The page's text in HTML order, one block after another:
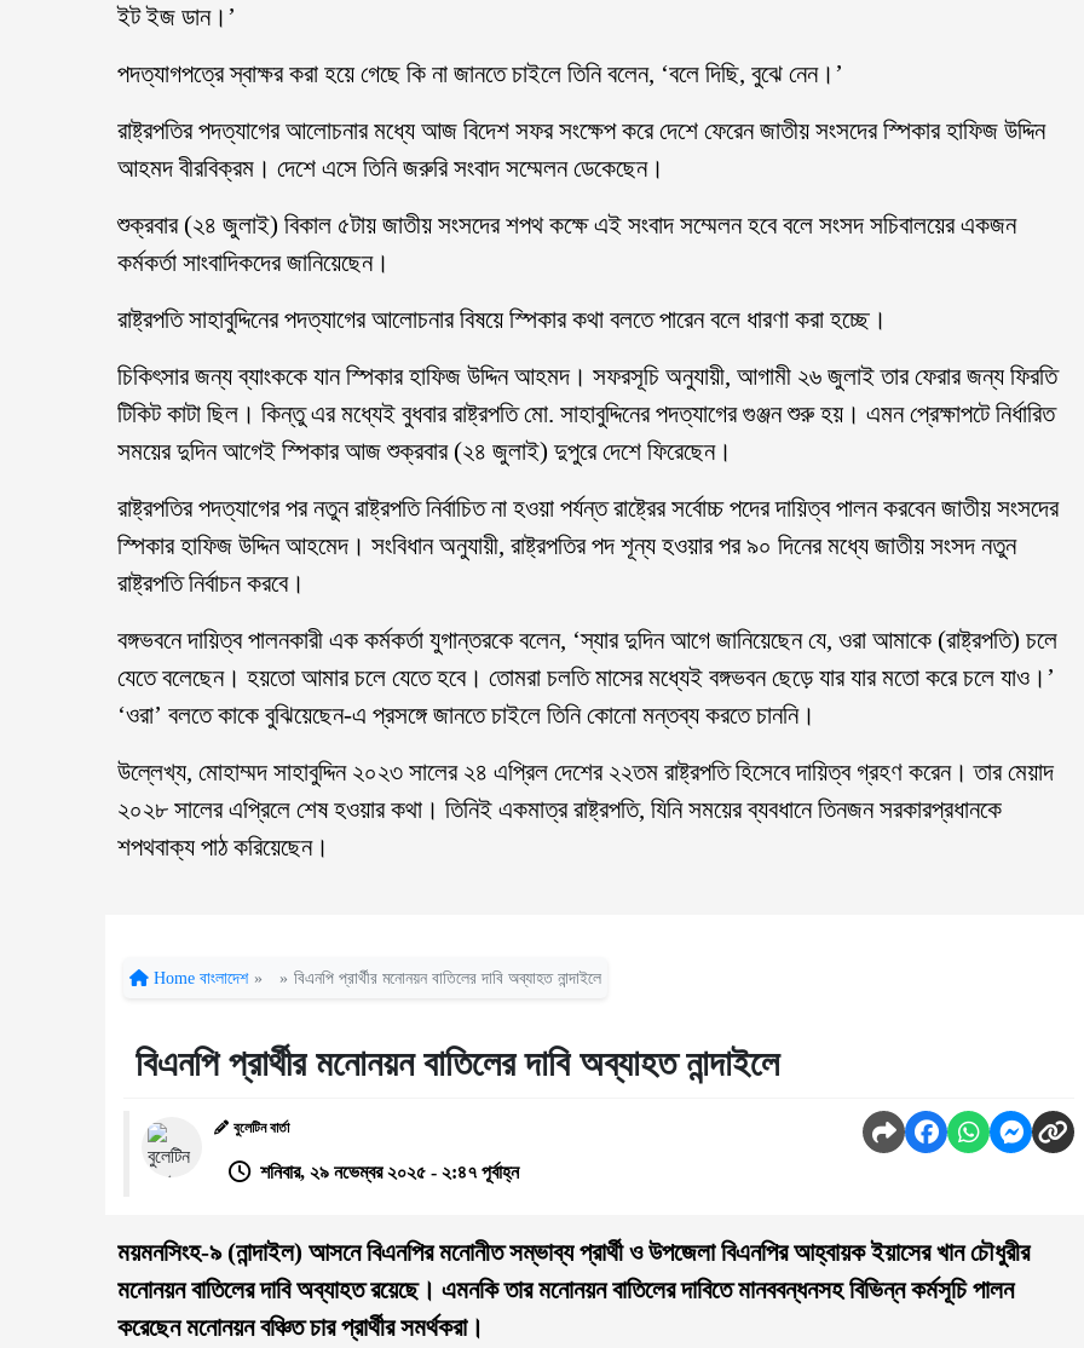
ইট ইজ ডান।’
পদত্যাগপত্রে স্বাক্ষর করা হয়ে গেছে কি না জানতে চাইলে তিনি বলেন, ‘বলে দিছি, বুঝে নেন।’
রাষ্ট্রপতির পদত্যাগের আলোচনার মধ্যে আজ বিদেশ সফর সংক্ষেপ করে দেশে ফেরেন জাতীয় সংসদের স্পিকার হাফিজ উদ্দিন
আহমদ বীরবিক্রম। দেশে এসে তিনি জরুরি সংবাদ সম্মেলন ডেকেছেন।
শুক্রবার (২৪ জুলাই) বিকাল ৫টায় জাতীয় সংসদের শপথ কক্ষে এই সংবাদ সম্মেলন হবে বলে সংসদ সচিবালয়ের একজন
কর্মকর্তা সাংবাদিকদের জানিয়েছেন।
রাষ্ট্রপতি সাহাবুদ্দিনের পদত্যাগের আলোচনার বিষয়ে স্পিকার কথা বলতে পারেন বলে ধারণা করা হচ্ছে।
চিকিৎসার জন্য ব্যাংককে যান স্পিকার হাফিজ উদ্দিন আহমদ। সফরসূচি অনুযায়ী, আগামী ২৬ জুলাই তার ফেরার জন্য ফিরতি
টিকিট কাটা ছিল। কিন্তু এর মধ্যেই বুধবার রাষ্ট্রপতি মো. সাহাবুদ্দিনের পদত্যাগের গুঞ্জন শুরু হয়। এমন প্রেক্ষাপটে নির্ধারিত
সময়ের দুদিন আগেই স্পিকার আজ শুক্রবার (২৪ জুলাই) দুপুরে দেশে ফিরেছেন।
রাষ্ট্রপতির পদত্যাগের পর নতুন রাষ্ট্রপতি নির্বাচিত না হওয়া পর্যন্ত রাষ্ট্রের সর্বোচ্চ পদের দায়িত্ব পালন করবেন জাতীয় সংসদের
স্পিকার হাফিজ উদ্দিন আহমেদ। সংবিধান অনুযায়ী, রাষ্ট্রপতির পদ শূন্য হওয়ার পর ৯০ দিনের মধ্যে জাতীয় সংসদ নতুন
রাষ্ট্রপতি নির্বাচন করবে।
বঙ্গভবনে দায়িত্ব পালনকারী এক কর্মকর্তা যুগান্তরকে বলেন, ‘স্যার দুদিন আগে জানিয়েছেন যে, ওরা আমাকে (রাষ্ট্রপতি) চলে
যেতে বলেছেন। হয়তো আমার চলে যেতে হবে। তোমরা চলতি মাসের মধ্যেই বঙ্গভবন ছেড়ে যার যার মতো করে চলে যাও।’
‘ওরা’ বলতে কাকে বুঝিয়েছেন-এ প্রসঙ্গে জানতে চাইলে তিনি কোনো মন্তব্য করতে চাননি।
উল্লেখ্য, মোহাম্মদ সাহাবুদ্দিন ২০২৩ সালের ২৪ এপ্রিল দেশের ২২তম রাষ্ট্রপতি হিসেবে দায়িত্ব গ্রহণ করেন। তার মেয়াদ
২০২৮ সালের এপ্রিলে শেষ হওয়ার কথা। তিনিই একমাত্র রাষ্ট্রপতি, যিনি সময়ের ব্যবধানে তিনজন সরকারপ্রধানকে
শপথবাক্য পাঠ করিয়েছেন।
Home বাংলাদেশ » » বিএনপি প্রার্থীর মনোনয়ন বাতিলের দাবি অব্যাহত নান্দাইলে
বিএনপি প্রার্থীর মনোনয়ন বাতিলের দাবি অব্যাহত নান্দাইলে
বুলেটিন বার্তা
শনিবার, ২৯ নভেম্বর ২০২৫ - ২:৪৭ পূর্বাহ্ন
ময়মনসিংহ-৯ (নান্দাইল) আসনে বিএনপির মনোনীত সম্ভাব্য প্রার্থী ও উপজেলা বিএনপির আহ্বায়ক ইয়াসের খান চৌধুরীর
মনোনয়ন বাতিলের দাবি অব্যাহত রয়েছে। এমনকি তার মনোনয়ন বাতিলের দাবিতে মানববন্ধনসহ বিভিন্ন কর্মসূচি পালন
করেছেন মনোনয়ন বঞ্চিত চার প্রার্থীর সমর্থকরা।